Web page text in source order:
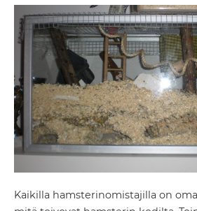
Kaikilla hamsterinomistajilla on